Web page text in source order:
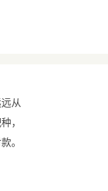
精神
从
，
。